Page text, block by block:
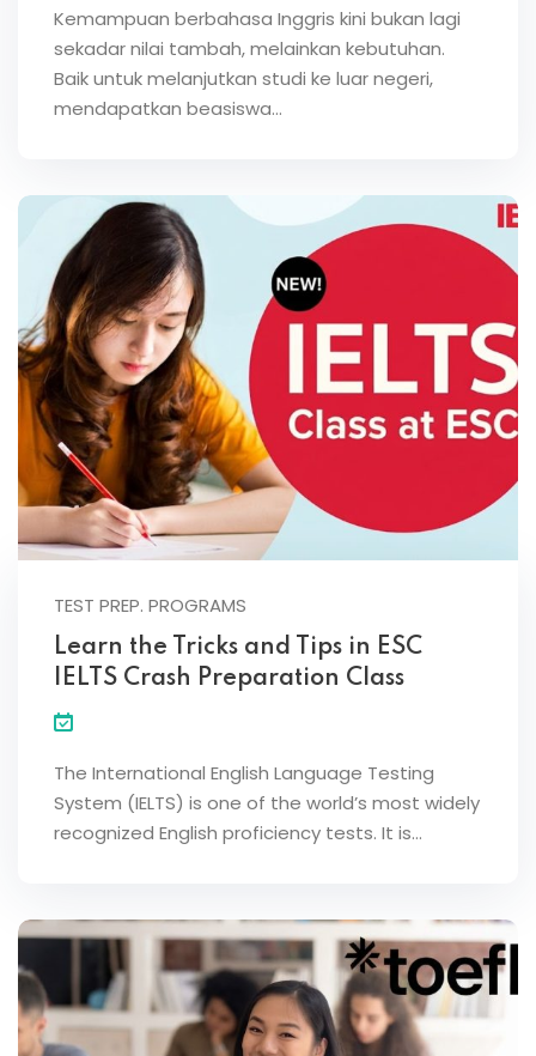
Kemampuan berbahasa Inggris kini bukan lagi
sekadar nilai tambah, melainkan kebutuhan.
Baik untuk melanjutkan studi ke luar negeri,
mendapatkan beasiswa…
TEST PREP. PROGRAMS
Learn the Tricks and Tips in ESC
IELTS Crash Preparation Class
The International English Language Testing
System (IELTS) is one of the world’s most widely
recognized English proficiency tests. It is…